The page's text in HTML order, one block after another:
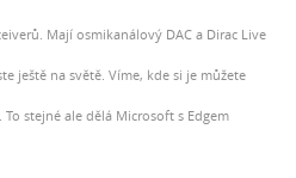
Mají osmikanálový DAC a Dirac Live
ještě na světě. Víme, kde si je můžete
stejné ale dělá Microsoft s Edgem